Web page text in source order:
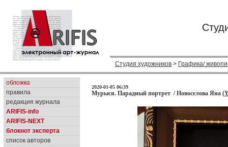
Студия художников > Графика/
обложка
правила
редакция журнала
ARIFIS-info
ARIFIS-NEXT
блокнот эксперта
список авторов
2020-01-05 06:39
Мурыся. Парадный портрет / Новоселова Яна (